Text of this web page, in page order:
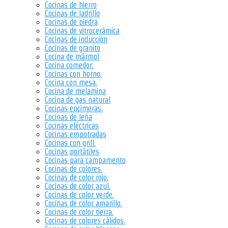
Cocinas de hierro
Cocinas de ladrillo
Cocinas de piedra
Cocinas de vitrocerámica
Cocinas de inducción
Cocinas de granito
Cocina de mármol
Cocina comedor.
Cocinas con horno.
Cocina con mesa.
Cocina de melamina
Cocina de gas natural
Cocinas encimeras.
Cocinas de leña
Cocinas eléctricas
Cocinas empotradas
Cocinas con grill.
Cocinas portátiles
Cocinas para campamento
Cocinas de colores.
Cocinas de color rojo.
Cocinas de color azul.
Cocinas de color verde.
Cocinas de color amarillo.
Cocinas de color tierra.
Cocinas de colores cálidos.